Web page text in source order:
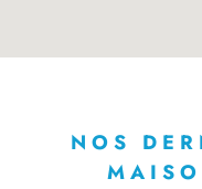
NOS